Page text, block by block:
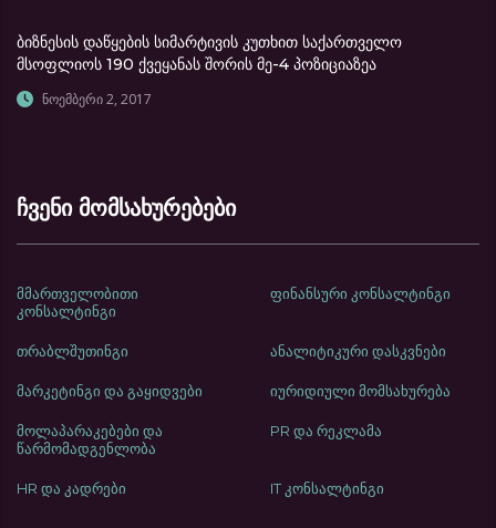
ბიზნესის დაწყების სიმარტივის კუთხით საქართველო
მსოფლიოს 190 ქვეყანას შორის მე-4 პოზიციაზეა
ნოემბერი 2, 2017
ჩვენი მომსახურებები
მმართველობითი
კონსალტინგი
ფინანსური კონსალტინგი
თრაბლშუთინგი ანალიტიკური დასკვნები
მარკეტინგი და გაყიდვები იურიდიული მომსახურება
მოლაპარაკებები და
წარმომადგენლობა
PR და რეკლამა
HR და კადრები IT კონსალტინგი